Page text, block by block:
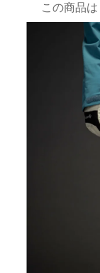
この商品は